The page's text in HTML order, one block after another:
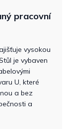
pracovní
vysokou
je vybaven
U, které
a bez
a